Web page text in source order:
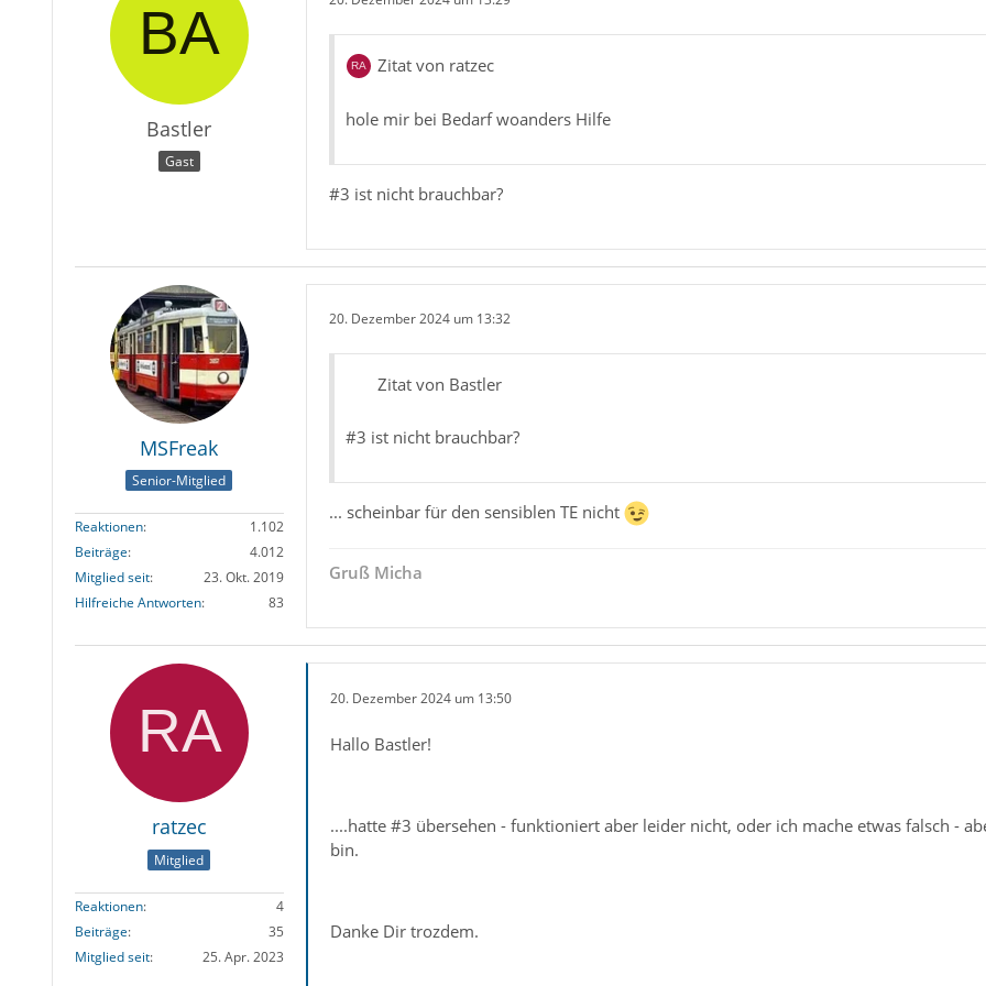
Bastler
Gast
Zitat von ratzec
hole mir bei Bedarf woanders Hilfe
#3 ist nicht brauchbar?
MSFreak
Senior-Mitglied
Reaktionen
1.102
Beiträge
4.012
Mitglied seit
23. Okt. 2019
Hilfreiche Antworten
83
20. Dezember 2024 um 13:32
Zitat von Bastler
#3 ist nicht brauchbar?
... scheinbar für den sensiblen TE nicht
Gruß Micha
ratzec
Mitglied
Reaktionen
4
Beiträge
35
Mitglied seit
25. Apr. 2023
20. Dezember 2024 um 13:50
Hallo Bastler!
....hatte #3 übersehen - funktioniert aber leider nicht, oder ich mache etwas falsch -
bin.
Danke Dir trozdem.